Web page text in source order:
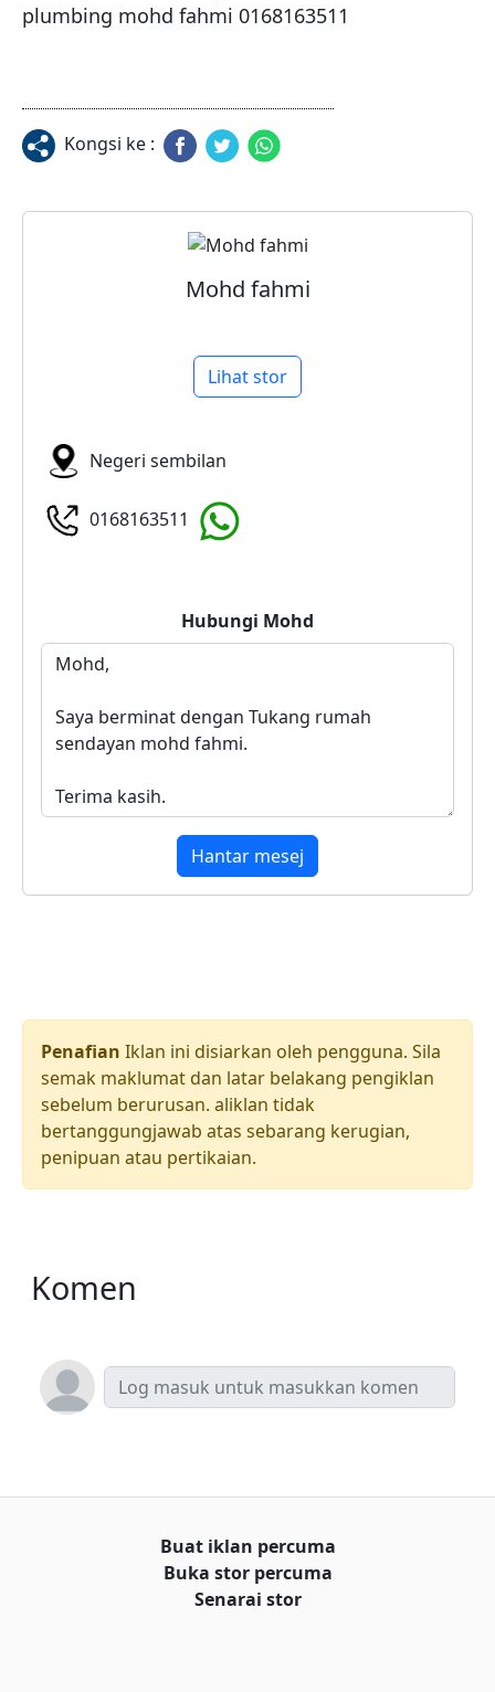
plumbing mohd fahmi 0168163511
Kongsi ke :
Mohd fahmi
Lihat stor
Negeri sembilan
0168163511
Hubungi Mohd
Hantar mesej
Penafian Iklan ini disiarkan oleh pengguna. Sila
semak maklumat dan latar belakang pengiklan
sebelum berurusan. aliklan tidak
bertanggungjawab atas sebarang kerugian,
penipuan atau pertikaian.
Komen
Buat iklan percuma
Buka stor percuma
Senarai stor